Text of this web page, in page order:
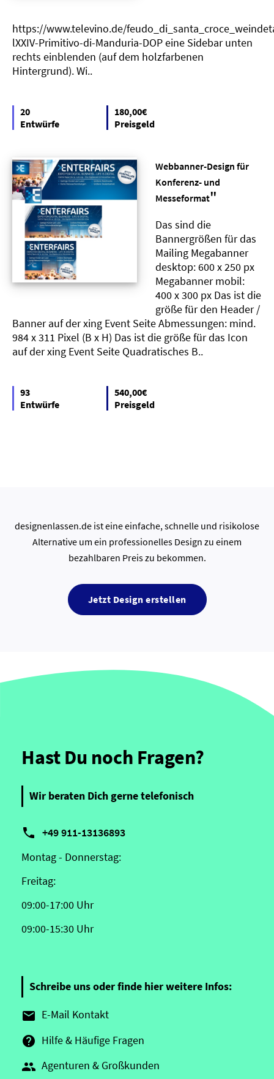
https://www.televino.de/
lXXIV-Primitivo-di-Manduria-DOP eine Sidebar unten
rechts einblenden (auf dem holzfarbenen
Hintergrund). Wi..
20
Entwürfe
180,00€
Preisgeld
Webbanner-Design für
Konferenz- und
Messeformat"
Das sind die
Bannergrößen für das
Mailing Megabanner
desktop: 600 x 250 px
Megabanner mobil:
400 x 300 px Das ist die
größe für den Header /
Banner auf der xing Event Seite Abmessungen: mind.
984 x 311 Pixel (B x H) Das ist die größe für das Icon
auf der xing Event Seite Quadratisches B..
93
Entwürfe
540,00€
Preisgeld
designenlassen.de ist eine einfache, schnelle und risikolose
Alternative um ein professionelles Design zu einem
bezahlbaren Preis zu bekommen.
Jetzt Design erstellen
Hast Du noch Fragen?
Wir beraten Dich gerne telefonisch
 +49 911-13136893
Montag - Donnerstag:
Freitag:
09:00-17:00 Uhr
09:00-15:30 Uhr
Schreibe uns oder finde hier weitere Infos:
 E-Mail Kontakt
 Hilfe & Häufige Fragen
 Agenturen & Großkunden